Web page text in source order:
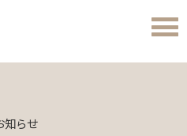
知らせ